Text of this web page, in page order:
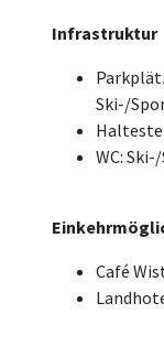
Infrastruktur
Ski-/
WC:
Café